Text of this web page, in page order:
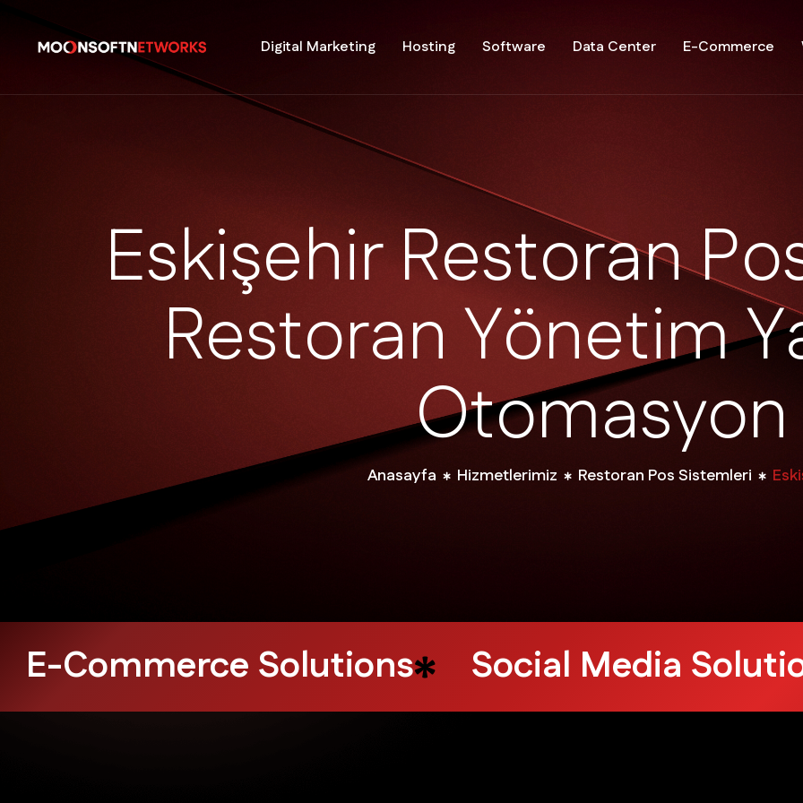
Digital Marketing Hosting Software Data Center E-Commerce
EskişehirRestoranPo
Restoran YönetimY
Otomasyon
Anasayfa Hizmetlerimiz Restoran Pos Sistemleri
Influencer Marketing Design